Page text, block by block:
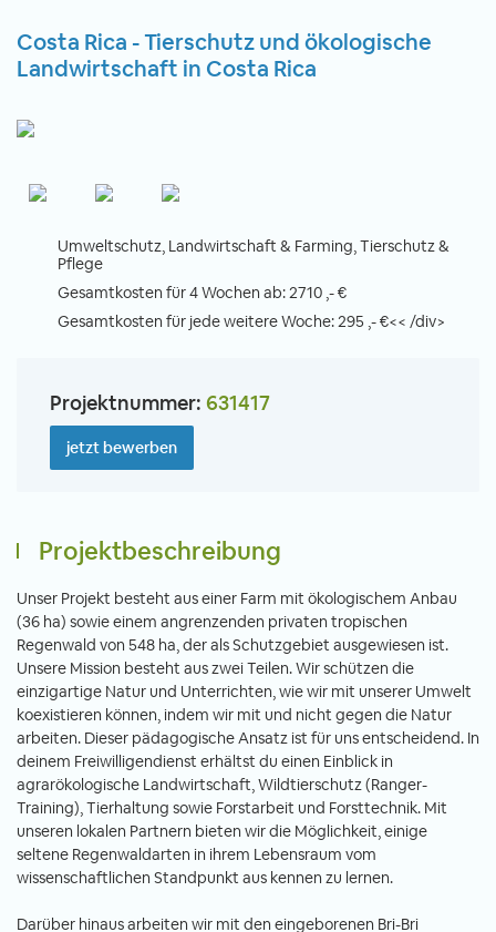
Costa Rica - Tierschutz und ökologische
Landwirtschaft in Costa Rica
Umweltschutz, Landwirtschaft & Farming, Tierschutz &
Pflege
Gesamtkosten für 4 Wochen ab: 2710 ,- €
Gesamtkosten für jede weitere Woche: 295 ,- €<< /div>
Projektnummer: 631417
jetzt bewerben
Projektbeschreibung
Unser Projekt besteht aus einer Farm mit ökologischem Anbau
(36 ha) sowie einem angrenzenden privaten tropischen
Regenwald von 548 ha, der als Schutzgebiet ausgewiesen ist.
Unsere Mission besteht aus zwei Teilen. Wir schützen die
einzigartige Natur und Unterrichten, wie wir mit unserer Umwelt
koexistieren können, indem wir mit und nicht gegen die Natur
arbeiten. Dieser pädagogische Ansatz ist für uns entscheidend. In
deinem Freiwilligendienst erhältst du einen Einblick in
agrarökologische Landwirtschaft, Wildtierschutz (Ranger-
Training), Tierhaltung sowie Forstarbeit und Forsttechnik. Mit
unseren lokalen Partnern bieten wir die Möglichkeit, einige
seltene Regenwaldarten in ihrem Lebensraum vom
wissenschaftlichen Standpunkt aus kennen zu lernen.
Darüber hinaus arbeiten wir mit den eingeborenen Bri-Bri